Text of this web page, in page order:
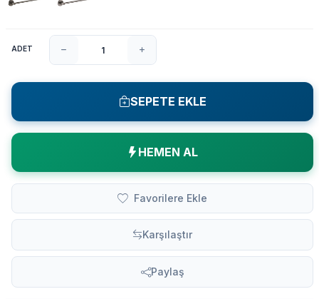
ADET
SEPETE EKLE
HEMEN AL
Favorilere Ekle
Karşılaştır
Paylaş